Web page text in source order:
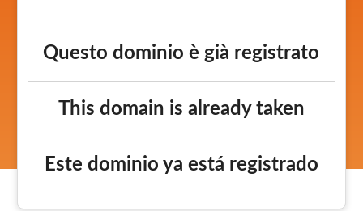
Questo dominio è già registrato
This domain is already taken
Este dominio ya está registrado